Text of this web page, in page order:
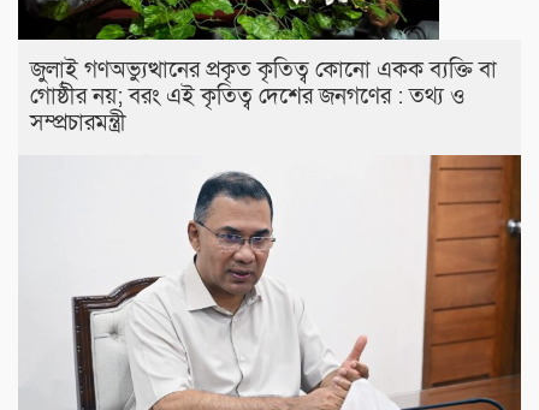
জুলাই গণঅভ্যুত্থানের প্রকৃত কৃতিত্ব কোনো একক ব্যক্তি বা
গোষ্ঠীর নয়; বরং এই কৃতিত্ব দেশের জনগণের : তথ্য ও
সম্প্রচারমন্ত্রী